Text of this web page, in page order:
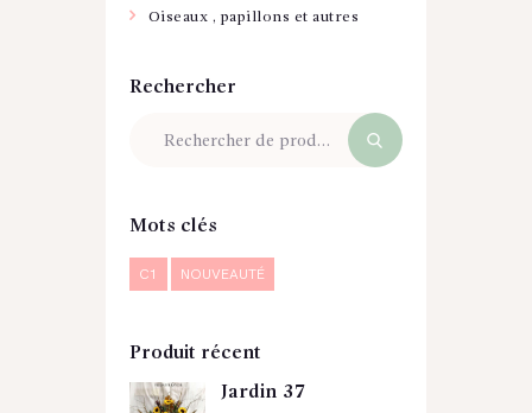
Oiseaux , papillons et autres
Rechercher
Mots clés
C1 NOUVEAUTÉ
Produit récent
Jardin 37